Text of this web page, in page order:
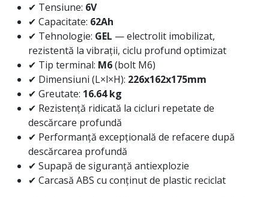
✔ Tensiune: 6V
✔ Capacitate: 62Ah
✔ Tehnologie: GEL — electrolit imobilizat,
rezistentă la vibrații, ciclu profund optimizat
✔ Tip terminal: M6(bolt M6)
✔ Dimensiuni (L×l×H): 226x162x175mm
✔ Greutate: 16.64 kg
✔ Rezistență ridicată la cicluri repetate de
descărcare profundă
✔ Performanță excepțională de refacere după
descărcarea profundă
✔ Supapă de siguranță antiexplozie
✔ Carcasă ABS cu conținut de plastic reciclat